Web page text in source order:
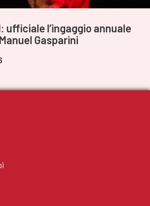
ufficiale l’ingaggio annuale
Gasparini